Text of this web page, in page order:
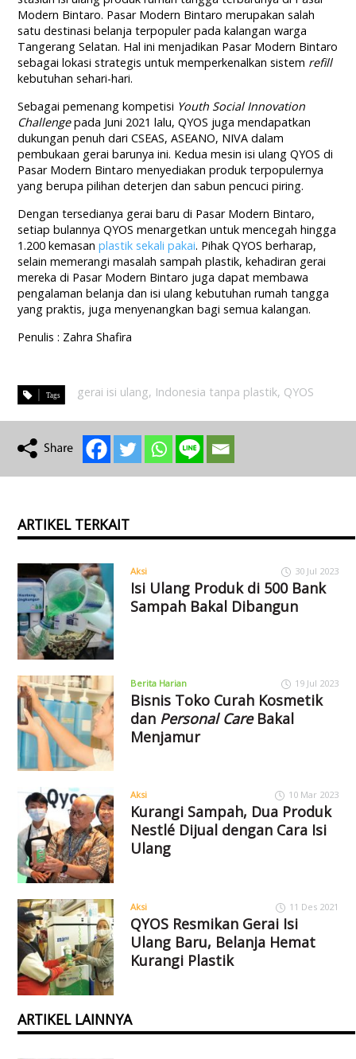
Modern Bintaro. Pasar Modern Bintaro merupakan salah
satu destinasi belanja terpopuler pada kalangan warga
Tangerang Selatan. Hal ini menjadikan Pasar Modern Bintaro
sebagai lokasi strategis untuk memperkenalkan sistem refill
kebutuhan sehari-hari.
Sebagai pemenang kompetisi Youth Social Innovation
Challengepada Juni 2021 lalu, QYOS juga mendapatkan
dukungan penuh dari CSEAS, ASEANO, NIVA dalam
pembukaan gerai barunya ini. Kedua mesin isi ulang QYOS di
Pasar Modern Bintaro menyediakan produk terpopulernya
yang berupa pilihan deterjen dan sabun pencuci piring.
Dengan tersedianya gerai baru di Pasar Modern Bintaro,
setiap bulannya QYOS menargetkan untuk mencegah hingga
1.200 kemasanplastik sekali pakai. Pihak QYOS berharap,
selain memerangi masalah sampah plastik, kehadiran gerai
mereka di Pasar Modern Bintaro juga dapat membawa
pengalaman belanja dan isi ulang kebutuhan rumah tangga
yang praktis, juga menyenangkan bagi semua kalangan.
Penulis : Zahra Shafira
gerai isi ulang, Indonesia tanpa plastik, QYOS
ARTIKEL TERKAIT
Aksi 30 Jul 2023
Isi Ulang Produk di 500 Bank
Sampah Bakal Dibangun
Berita Harian 19 Jul 2023
Bisnis Toko Curah Kosmetik
dan Personal CareBakal
Menjamur
Aksi 10 Mar 2023
Kurangi Sampah, Dua Produk
Nestlé Dijual dengan Cara Isi
Ulang
Aksi 11 Des 2021
QYOS Resmikan Gerai Isi
Ulang Baru, Belanja Hemat
Kurangi Plastik
ARTIKEL LAINNYA